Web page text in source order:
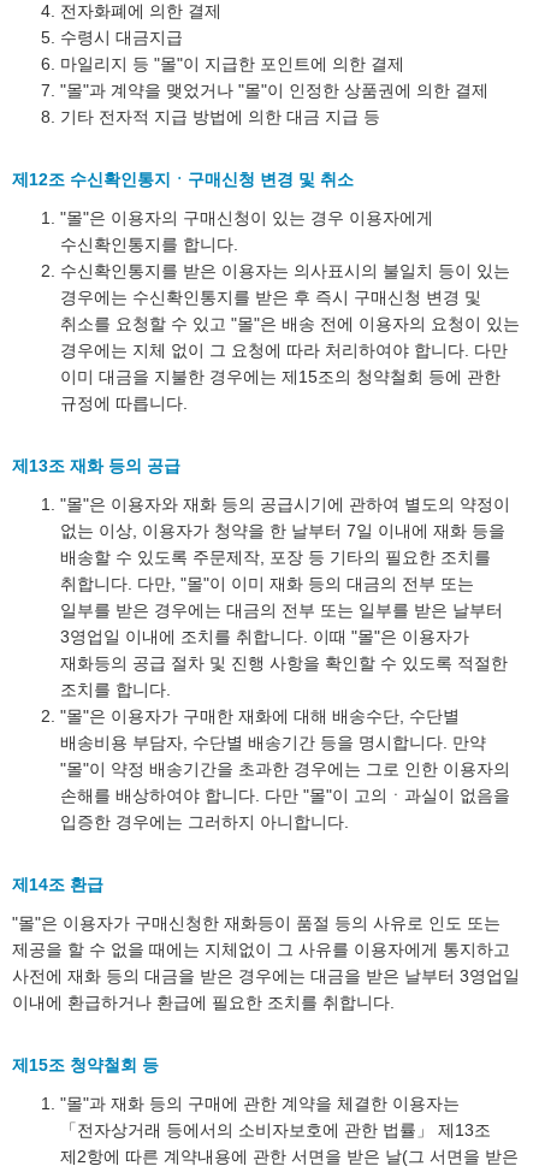
전자화폐에 의한 결제
수령시 대금지급
마일리지 등 "몰"이 지급한 포인트에 의한 결제
"몰"과 계약을 맺었거나 "몰"이 인정한 상품권에 의한 결제
기타 전자적 지급 방법에 의한 대금 지급 등
제12조 수신확인통지ㆍ구매신청 변경 및 취소
"몰"은 이용자의 구매신청이 있는 경우 이용자에게
수신확인통지를 합니다.
수신확인통지를 받은 이용자는 의사표시의 불일치 등이 있는
경우에는 수신확인통지를 받은 후 즉시 구매신청 변경 및
취소를 요청할 수 있고 "몰"은 배송 전에 이용자의 요청이 있는
경우에는 지체 없이 그 요청에 따라 처리하여야 합니다. 다만
이미 대금을 지불한 경우에는 제15조의 청약철회 등에 관한
규정에 따릅니다.
제13조 재화 등의 공급
"몰"은 이용자와 재화 등의 공급시기에 관하여 별도의 약정이
없는 이상, 이용자가 청약을 한 날부터 7일 이내에 재화 등을
배송할 수 있도록 주문제작, 포장 등 기타의 필요한 조치를
취합니다. 다만, "몰"이 이미 재화 등의 대금의 전부 또는
일부를 받은 경우에는 대금의 전부 또는 일부를 받은 날부터
3영업일 이내에 조치를 취합니다. 이때 "몰"은 이용자가
재화등의 공급 절차 및 진행 사항을 확인할 수 있도록 적절한
조치를 합니다.
"몰"은 이용자가 구매한 재화에 대해 배송수단, 수단별
배송비용 부담자, 수단별 배송기간 등을 명시합니다. 만약
"몰"이 약정 배송기간을 초과한 경우에는 그로 인한 이용자의
손해를 배상하여야 합니다. 다만 "몰"이 고의ㆍ과실이 없음을
입증한 경우에는 그러하지 아니합니다.
제14조 환급
"몰"은 이용자가 구매신청한 재화등이 품절 등의 사유로 인도 또는
제공을 할 수 없을 때에는 지체없이 그 사유를 이용자에게 통지하고
사전에 재화 등의 대금을 받은 경우에는 대금을 받은 날부터 3영업일
이내에 환급하거나 환급에 필요한 조치를 취합니다.
제15조 청약철회 등
"몰"과 재화 등의 구매에 관한 계약을 체결한 이용자는
「전자상거래 등에서의 소비자보호에 관한 법률」 제13조
제2항에 따른 계약내용에 관한 서면을 받은 날(그 서면을 받은